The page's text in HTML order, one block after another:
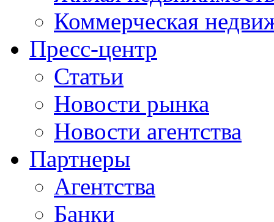
Коммерческая
Пресс-центр
Статьи
Новости рынка
Новости агентства
Партнеры
Агентства
Банки